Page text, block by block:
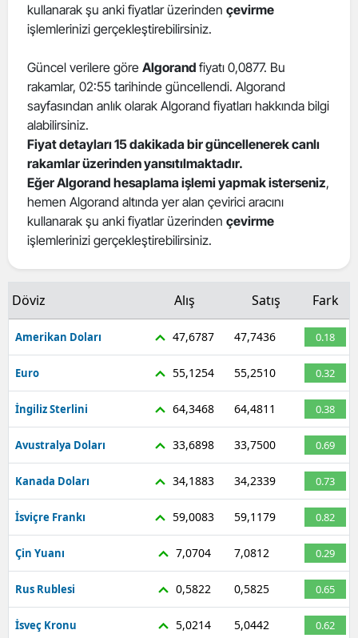
kullanarak şu anki fiyatlar üzerinden çevirme
işlemlerinizi gerçekleştirebilirsiniz.
Güncel verilere göre Algorand fiyatı 0,0877. Bu
rakamlar, 02:55 tarihinde güncellendi. Algorand
sayfasından anlık olarak Algorand fiyatları hakkında bilgi
alabilirsiniz.
Fiyat detayları 15 dakikada bir güncellenerek canlı
rakamlar üzerinden yansıtılmaktadır.
Eğer Algorand hesaplama işlemi yapmak isterseniz,
hemen Algorand altında yer alan çevirici aracını
kullanarak şu anki fiyatlar üzerinden çevirme
işlemlerinizi gerçekleştirebilirsiniz.
Döviz Alış Satış Fark
Amerikan Doları 47,6787 47,7436 0.18
Euro 55,1254 55,2510 0.32
İngiliz Sterlini 64,3468 64,4811 0.38
Avustralya Doları 33,6898 33,7500 0.69
Kanada Doları 34,1883 34,2339 0.73
İsviçre Frankı 59,0083 59,1179 0.82
Çin Yuanı 7,0704 7,0812 0.29
Rus Rublesi 0,5822 0,5825 0.65
İsveç Kronu 5,0214 5,0442 0.62